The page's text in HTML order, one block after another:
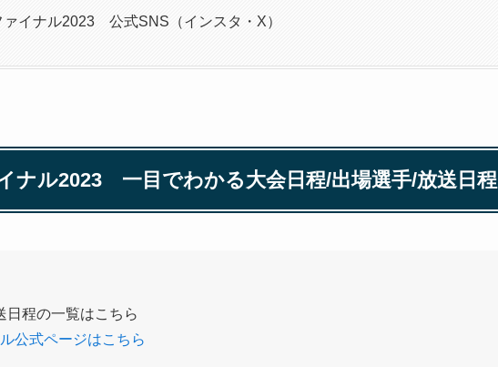
ァイナル2023 公式SNS（インスタ・X）
ナル2023 一目でわかる大会日程/出場選手/放送日程
日程の一覧はこちら
公式ページはこちら